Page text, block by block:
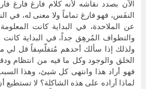
الآن بصدد نقاشه لأنه كلام فارغ فارغ
النفَس، فهو فارغ تماماً ولا معنى له، في
عن الملاحدة، في البداية كانت
والتطواف المُرهِق جداً، في البداية كانت
ولذلك إذا سألك أحدهم مُتفلّسِفاً قل لي
الخلق والوجود وكل ما فيه من انتظام
فهو أراد هذا وانتهى كل شيئ، وهذا
لماذا أراده على هذه الشاكلة؟ لا تستطيع